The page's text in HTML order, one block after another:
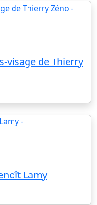
visage de Thierry
Lamy